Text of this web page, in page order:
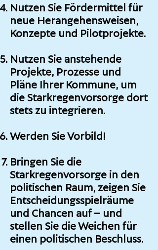
Nutzen Sie Fördermittel für
neue Herangehensweisen,
Konzepte und Pilotprojekte.
Nutzen Sie anstehende
Projekte, Prozesse und
Pläne Ihrer Kommune, um
die Starkregenvorsorge dort
stets zu integrieren.
Werden Sie Vorbild!
Bringen Sie die
Starkregenvorsorge in den
politischen Raum, zeigen Sie
Entscheidungsspielräume
und Chancen auf – und
stellen Sie die Weichen für
einen politischen Beschluss.